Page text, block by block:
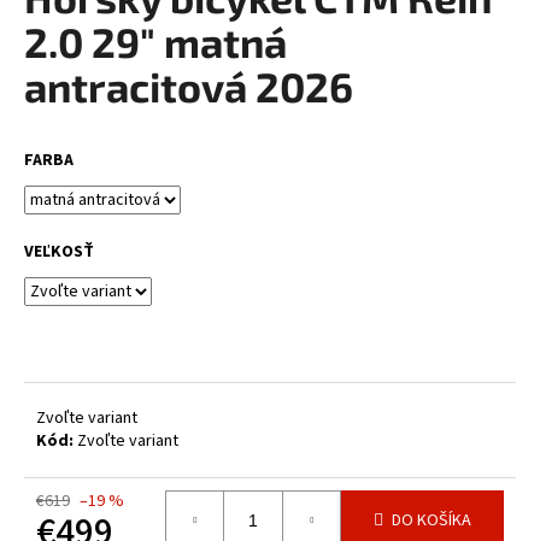
0,0
z
hviezdičiek.
2.0 29" matná
antracitová 2026
FARBA
VEĽKOSŤ
Zvoľte variant
Kód: Zvoľte variant
€619 –19 %
DO KOŠÍKA
á
j
s
?
O
d
p